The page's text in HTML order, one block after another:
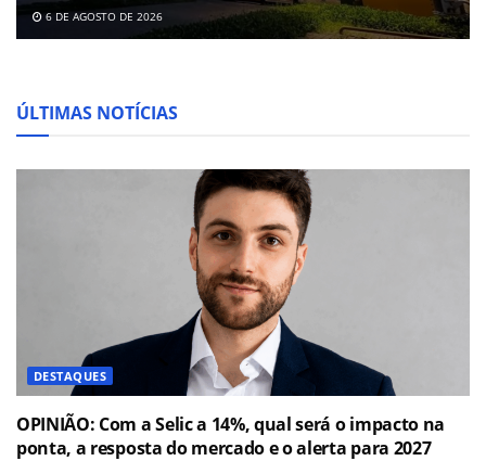
6 DE AGOSTO DE 2026
ÚLTIMAS NOTÍCIAS
DESTAQUES
OPINIÃO: Com a Selic a 14%, qual será o impacto na
ponta, a resposta do mercado e o alerta para 2027